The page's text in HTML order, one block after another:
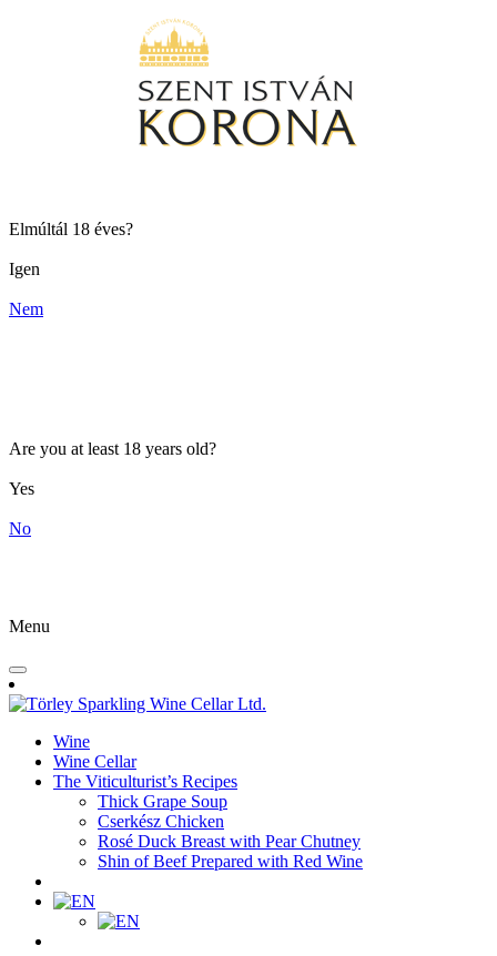
Elmúltál 18 éves?
Igen
Nem
Are you at least 18 years old?
Yes
No
Menu
Wine
Wine Cellar
The Viticulturist’s Recipes
Thick Grape Soup
Cserkész Chicken
Rosé Duck Breast with Pear Chutney
Shin of Beef Prepared with Red Wine